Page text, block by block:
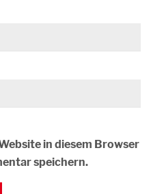
in diesem Browser
speichern.